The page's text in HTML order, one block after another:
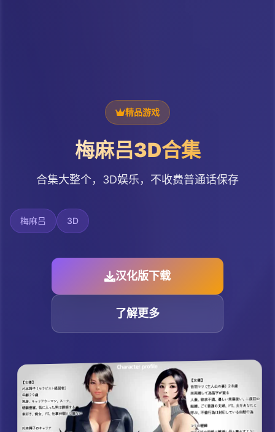
精品游戏
梅麻吕3D合集
合集大整个，3D娱乐，不收费普通话保存
梅麻吕 3D
汉化版下载
了解更多